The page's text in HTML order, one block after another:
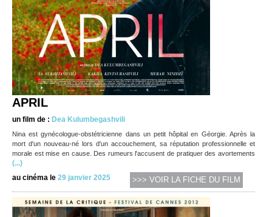
APRIL
un film de : Dea Kulumbegashvili
Nina est gynécologue-obstétricienne dans un petit hôpital en Géorgie. Après la
mort d'un nouveau-né lors d'un accouchement, sa réputation professionnelle et
morale est mise en cause. Des rumeurs l'accusent de pratiquer des avortements
(...)
au cinéma le 29 janvier 2025 >>> VOIR LA FICHE DU FILM